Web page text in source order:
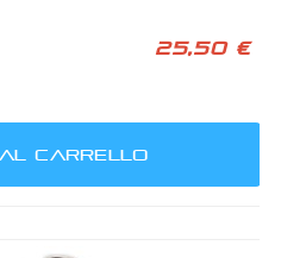
25,50 €
CARRELLO